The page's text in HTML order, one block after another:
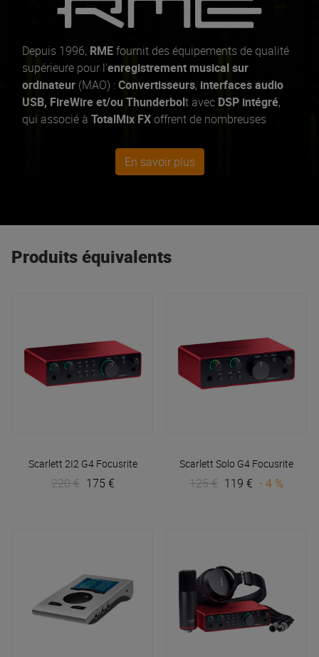
Depuis 1996, RMEfournit des équipements de qualité
supérieure pour l'enregistrement musical sur
ordinateur (MAO) : Convertisseurs, interfaces audio
USB, FireWire et/ou Thunderbolt avec DSP intégré,
qui associé à TotalMix FXoffrent de nombreuses
contrôle à distance. La majorité des produits RME sont
compatibles Mac, PC et iOS, vous donnant la liberté
pourrez compter sur votre équipement audio RME pour
En savoir plus
Produits équivalents
Scarlett 2I2 G4 Focusrite
220 € 175 €
Scarlett Solo G4 Focusrite
125 € 119 € - 4 %